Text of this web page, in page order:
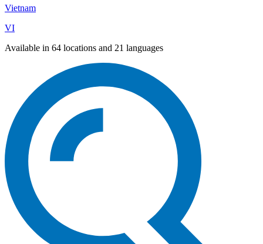
Vietnam
VI
Available in 64 locations and 21 languages